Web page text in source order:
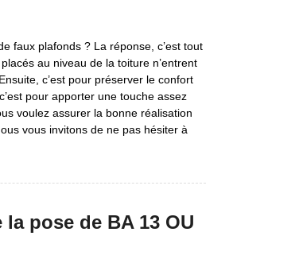
faux plafonds ? La réponse, c’est tout
au niveau de la toiture n’entrent
c’est pour préserver le confort
pour apporter une touche assez
voulez assurer la bonne réalisation
vous invitons de ne pas hésiter à
pose de BA 13 OU